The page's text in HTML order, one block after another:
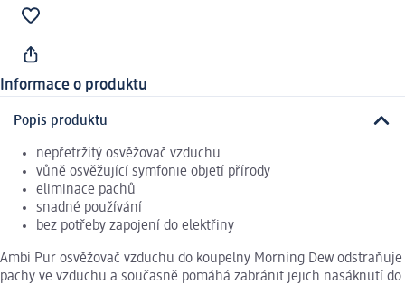
Informace o produktu
Popis produktu
nepřetržitý osvěžovač vzduchu
vůně osvěžující symfonie objetí přírody
eliminace pachů
snadné používání
bez potřeby zapojení do elektřiny
Ambi Pur osvěžovač vzduchu do koupelny Morning Dew odstraňuje
pachy ve vzduchu a současně pomáhá zabránit jejich nasáknutí do